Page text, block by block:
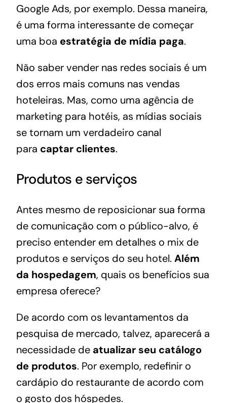
Google Ads, por exemplo. Dessa maneira,
é uma forma interessante de começar
uma boa estratégia de mídia paga.
Não saber vender nas redes sociais é um
dos erros mais comuns nas vendas
hoteleiras. Mas, como uma agência de
marketing para hotéis, as mídias sociais
se tornam um verdadeiro canal
para captar clientes.
Produtos e serviços
Antes mesmo de reposicionar sua forma
de comunicação com o público-alvo, é
preciso entender em detalhes o mix de
produtos e serviços do seu hotel. Além
da hospedagem, quais os benefícios sua
empresa oferece?
De acordo com os levantamentos da
pesquisa de mercado, talvez, aparecerá a
necessidade de atualizar seu catálogo
de produtos. Por exemplo, redefinir o
cardápio do restaurante de acordo com
o gosto dos hóspedes.